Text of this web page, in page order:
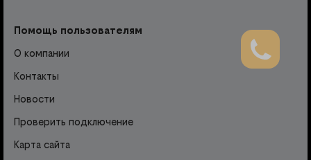
Помощь пользователям
О компании
Контакты
Новости
Проверить подключение
Карта сайта